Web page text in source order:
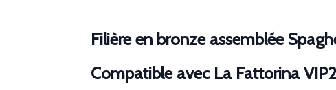
Filière en bronze assemblée
Compatible avec La Fattorina